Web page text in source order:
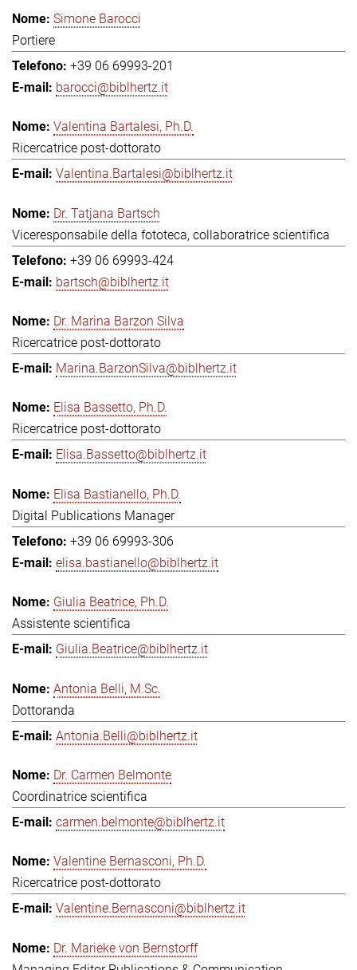
Simone Barocci
Portiere
+39 06 69993-201
barocci@biblhertz.it
Valentina Bartalesi, Ph.D.
Ricercatrice post-dottorato
Valentina.Bartalesi@biblhertz.it
Dr. Tatjana Bartsch
Viceresponsabile della fototeca, collaboratrice scientifica
+39 06 69993-424
bartsch@biblhertz.it
Dr. Marina Barzon Silva
Ricercatrice post-dottorato
Marina.BarzonSilva@biblhertz.it
Elisa Bassetto, Ph.D.
Ricercatrice post-dottorato
Elisa.Bassetto@biblhertz.it
Elisa Bastianello, Ph.D.
Digital Publications Manager
+39 06 69993-306
elisa.bastianello@biblhertz.it
Giulia Beatrice, Ph.D.
Assistente scientifica
Giulia.Beatrice@biblhertz.it
Antonia Belli, M.Sc.
Dottoranda
Antonia.Belli@biblhertz.it
Dr. Carmen Belmonte
Coordinatrice scientifica
carmen.belmonte@biblhertz.it
Valentine Bernasconi, Ph.D.
Ricercatrice post-dottorato
Valentine.Bernasconi@biblhertz.it
Dr. Marieke von Bernstorff